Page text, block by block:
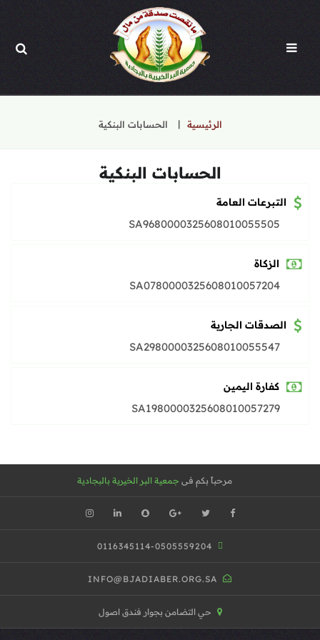
الرئيسية الحسابات البنكية
الحسابات البنكية
التبرعات العامة
SA9680000325608010055505
الزكاة
SA0780000325608010057204
الصدقات الجارية
SA2980000325608010055547
كفارة اليمين
SA1980000325608010057279
مرحباً بكم فى جمعية البر الخيرية بالبجادية
0116345114-0505559204
INFO@BJADIABER.ORG.SA
حي التضامن بجوار فندق اصول